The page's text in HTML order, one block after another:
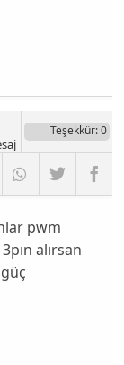
Teşekkür: 0
pwm
alırsan